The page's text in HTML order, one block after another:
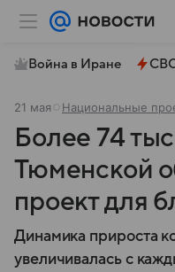
Война в Иране
21 мая Национальные
Более 74
Тюменской
проект для
Динамика прироста
увеличивалась с